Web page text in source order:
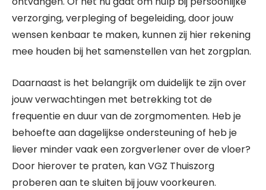
verzorging, verpleging of begeleiding, door jouw
wensen kenbaar te maken, kunnen zij hier rekening
mee houden bij het samenstellen van het zorgplan.
Daarnaast is het belangrijk om duidelijk te zijn over
jouw verwachtingen met betrekking tot de
frequentie en duur van de zorgmomenten. Heb je
behoefte aan dagelijkse ondersteuning of heb je
liever minder vaak een zorgverlener over de vloer?
Door hierover te praten, kan VGZ Thuiszorg
proberen aan te sluiten bij jouw voorkeuren.